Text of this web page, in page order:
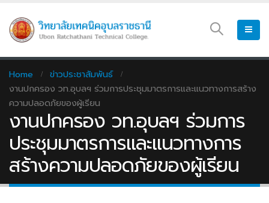
Home
ข่าวประชาสัมพันธ์
งานปกครอง วท.อุบลฯ ร่วมการประชุมมาตรการและแนวทางการสร้าง
ความปลอดภัยของผู้เรียน
งานปกครอง วท.อุบลฯ ร่วมการ
ประชุมมาตรการและแนวทางการ
สร้างความปลอดภัยของผู้เรียน